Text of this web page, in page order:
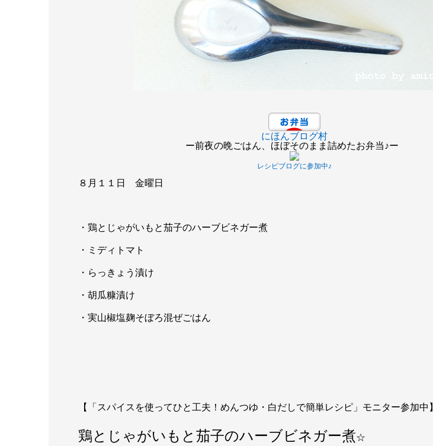
にほんブログ村
ー前夜の晩ごはん、ほぼそのまま詰めたお弁当♪ー
レシピブログに参加中♪
８月１１日 金曜日
・鶏とじゃがいもと茄子のハーブビネガー煮
・ミディトマト
・らっきょう漬け
・胡瓜糠漬け
・実山椒塩麹そぼろ混ぜごはん
【「スパイスを使ってひと工夫！めんつゆ・白だしで簡単レシピ」モニター参加中】
鶏とじゃがいもと茄子のハーブビネガー煮☆